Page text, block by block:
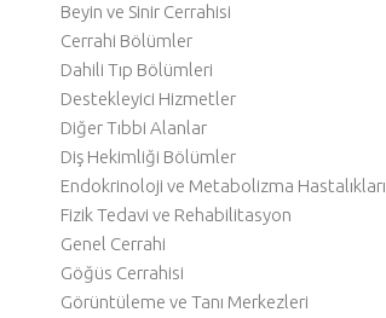
Beyin ve Sinir Cerrahisi
Cerrahi Bölümler
Dahili Tıp Bölümleri
Destekleyici Hizmetler
Diğer Tıbbi Alanlar
Diş Hekimliği Bölümler
Endokrinoloji ve Metabolizma Hastalıkları
Fizik Tedavi ve Rehabilitasyon
Genel Cerrahi
Göğüs Cerrahisi
Görüntüleme ve Tanı Merkezleri